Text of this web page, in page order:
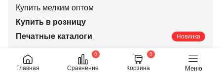
Главная Сравнение
0
Корзина
0
Меню
Купить мелким оптом
Купить в розницу
Печатные каталоги
Новинка